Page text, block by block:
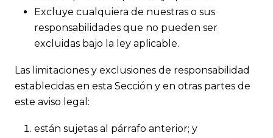
Excluye cualquiera de nuestras o sus
responsabilidades que no pueden ser
excluidas bajo la ley aplicable.
Las limitaciones y exclusiones de responsabilidad
establecidas en esta Sección y en otras partes de
este aviso legal:
están sujetas al párrafo anterior; y